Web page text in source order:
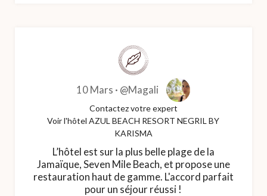
10 Mars · @Magali
Contactez votre expert
Voir l'hôtel AZUL BEACH RESORT NEGRIL BY
KARISMA
L’hôtel est sur la plus belle plage de la
Jamaïque, Seven Mile Beach, et propose une
restauration haut de gamme. L'accord parfait
pour un séjour réussi !